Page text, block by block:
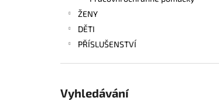
ŽENY
DĚTI
PŘÍSLUŠENSTVÍ
Vyhledávání